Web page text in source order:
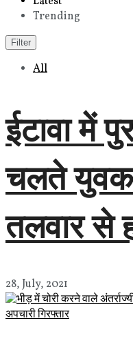
Trending
Filter
All
ईटावा में
चलते
तलवार से
28, July, 2021